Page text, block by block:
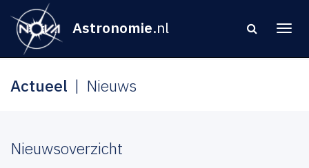
Astronomie.nl
Actueel Nieuws
Nieuwsoverzicht